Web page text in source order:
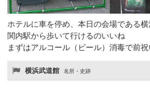
ホテルに車を停め、本日の会場である
関内駅から歩いて行けるのいいね
まずはアルコール（ビール）消毒で前祝
横浜武道館 名所・史跡